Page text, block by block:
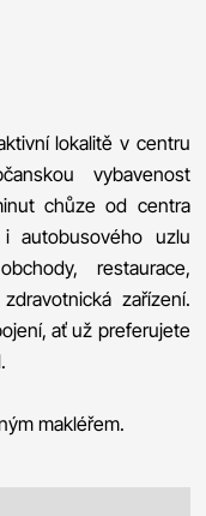
lokalitě v centru
vybavenost
chůze od centra
autobusového uzlu
restaurace,
zařízení.
ať už preferujete
makléřem.